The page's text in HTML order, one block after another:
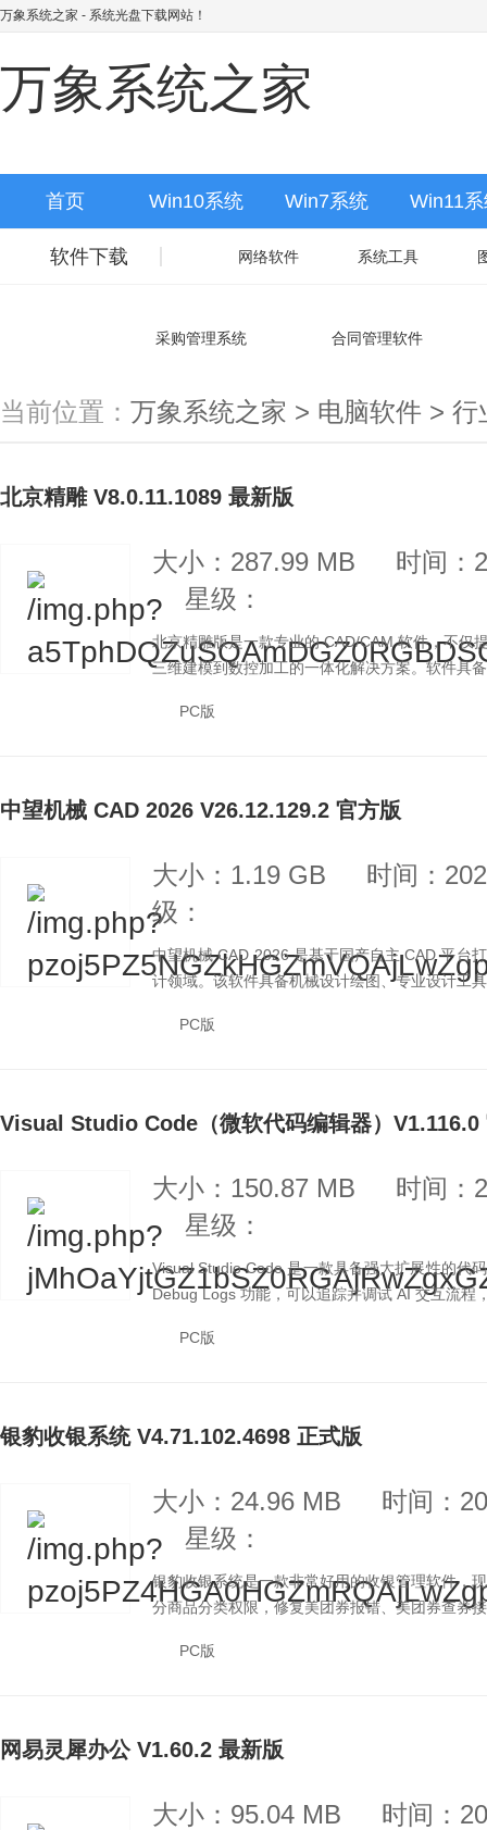
万象系统之家 - 系统光盘下载网站！
万象系统之家
首页 Win10系统 Win7系统 Win11
软件下载 网络软件 系统工具
采购管理系统 合同管理软件
当前位置： 万象系统之家 > 电脑软件 > 行
北京精雕 V8.0.11.1089 最新版
大小：287.99 MB
时间：
星级：
北京精雕版是一款专业的 CAD/CAM 软件，不仅
三维建模到数控加工的一体化解决方案。软件具
PC版
中望机械 CAD 2026 V26.12.129.2 官方版
大小：1.19 GB
时间：
级：
中望机械 CAD 2026 是基于国产自主 CAD 平台
计领域。该软件具备机械设计绘图、专业设计工
PC版
Visual Studio Code（微软代码编辑器）V1.116.0
大小：150.87 MB
时间：
星级：
Visual Studio Code 是一款具备强大扩展性的代
Debug Logs 功能，可以追踪并调试 AI 交互流程
PC版
银豹收银系统 V4.71.102.4698 正式版
大小：24.96 MB
时间：
星级：
银豹收银系统是一款非常好用的收银管理软件，
分商品分类权限，修复美团券报错、美团券查券
PC版
网易灵犀办公 V1.60.2 最新版
大小：95.04 MB
时间：